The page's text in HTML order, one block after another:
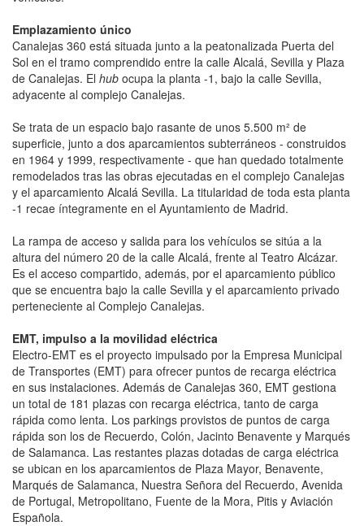
Emplazamiento único
Canalejas 360 está situada junto a la peatonalizada Puerta del
Sol en el tramo comprendido entre la calle Alcalá, Sevilla y Plaza
de Canalejas. El hub ocupa la planta -1, bajo la calle Sevilla,
adyacente al complejo Canalejas.
Se trata de un espacio bajo rasante de unos 5.500 m² de
superficie, junto a dos aparcamientos subterráneos - construidos
en 1964 y 1999, respectivamente - que han quedado totalmente
remodelados tras las obras ejecutadas en el complejo Canalejas
y el aparcamiento Alcalá Sevilla. La titularidad de toda esta planta
-1 recae íntegramente en el Ayuntamiento de Madrid.
La rampa de acceso y salida para los vehículos se sitúa a la
altura del número 20 de la calle Alcalá, frente al Teatro Alcázar.
Es el acceso compartido, además, por el aparcamiento público
que se encuentra bajo la calle Sevilla y el aparcamiento privado
perteneciente al Complejo Canalejas.
EMT, impulso a la movilidad eléctrica
Electro-EMT es el proyecto impulsado por la Empresa Municipal
de Transportes (EMT) para ofrecer puntos de recarga eléctrica
en sus instalaciones. Además de Canalejas 360, EMT gestiona
un total de 181 plazas con recarga eléctrica, tanto de carga
rápida como lenta. Los parkings provistos de puntos de carga
rápida son los de Recuerdo, Colón, Jacinto Benavente y Marqués
de Salamanca. Las restantes plazas dotadas de carga eléctrica
se ubican en los aparcamientos de Plaza Mayor, Benavente,
Marqués de Salamanca, Nuestra Señora del Recuerdo, Avenida
de Portugal, Metropolitano, Fuente de la Mora, Pitis y Aviación
Española.